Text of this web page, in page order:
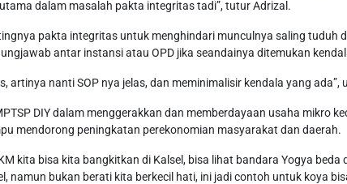
dalam masalah pakta integritas tadi”, tutur Adrizal.
pakta integritas untuk menghindari munculnya saling tuduh
antar instansi atau OPD jika seandainya ditemukan
artinya nanti SOP nya jelas, dan meminimalisir kendala yang ada”,
DIY dalam menggerakkan dan memberdayaan usaha mikro
mendorong peningkatan perekonomian masyarakat dan daerah.
kita bisa kita bangkitkan di Kalsel, bisa lihat bandara Yogya beda
namun bukan berati kita berkecil hati, ini jadi contoh untuk koya